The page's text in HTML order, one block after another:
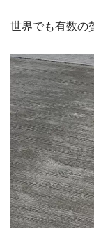
世界でも有数の